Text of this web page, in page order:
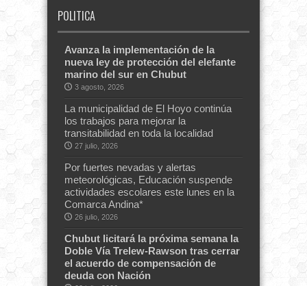
POLITICA
Avanza la implementación de la
nueva ley de protección del elefante
marino del sur en Chubut
3 agosto, 2026
La municipalidad de El Hoyo continúa
los trabajos para mejorar la
transitabilidad en toda la localidad
27 julio, 2026
Por fuertes nevadas y alertas
meteorológicas, Educación suspende
actividades escolares este lunes en la
Comarca Andina*
26 julio, 2026
Chubut licitará la próxima semana la
Doble Vía Trelew-Rawson tras cerrar
el acuerdo de compensación de
deuda con Nación